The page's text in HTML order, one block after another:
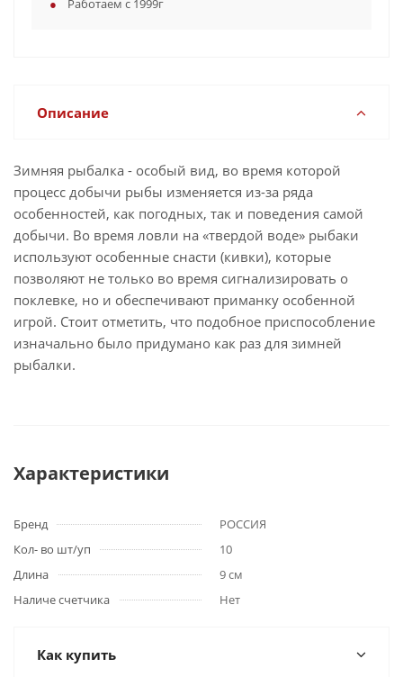
Работаем с 1999г
Описание
Зимняя рыбалка - особый вид, во время которой
процесс добычи рыбы изменяется из-за ряда
особенностей, как погодных, так и поведения самой
добычи. Во время ловли на «твердой воде» рыбаки
используют особенные снасти (кивки), которые
позволяют не только во время сигнализировать о
поклевке, но и обеспечивают приманку особенной
игрой. Стоит отметить, что подобное приспособление
изначально было придумано как раз для зимней
рыбалки.
Характеристики
Бренд
РОССИЯ
Кол- во шт/уп
10
Длина
9 см
Наличе счетчика
Нет
Как купить